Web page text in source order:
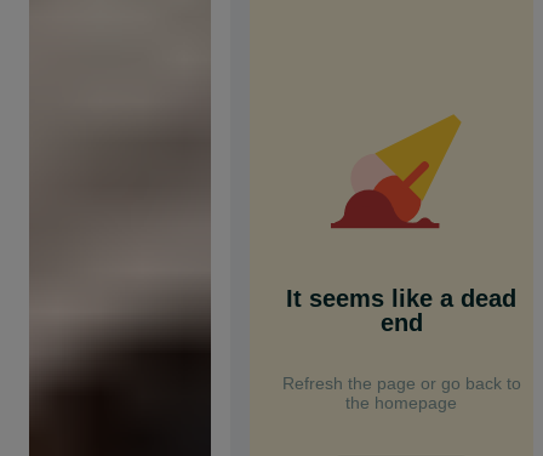
It seems like a dead
end
Refresh the page or go back to
the homepage